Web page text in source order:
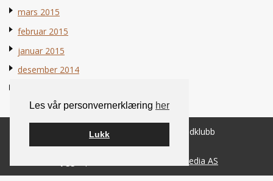
Les vår personvernerklæring her
Lukk
mars 2015
februar 2015
januar 2015
desember 2014
© 2026 Norsk Berner Sennenhundklubb
Smart Media AS